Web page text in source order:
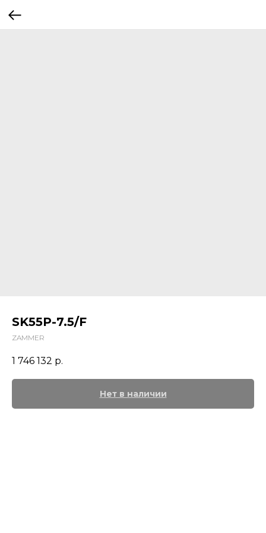
SK55Р-7.5/F
ZAMMER
1 746 132 р.
Нет в наличии